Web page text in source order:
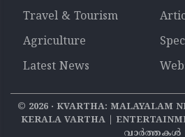
Travel & Tourism
Agriculture
Latest News
© 2026‧ KVARTHA: MALAYALAM
KERALA VARTHA |
വാര്‍ത്തകൾ |